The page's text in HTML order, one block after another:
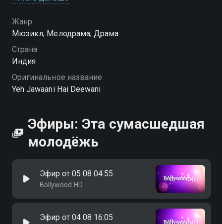
любви
Жанр
Мюзикл, Мелодрама, Драма
Страна
Индия
Оригинальное название
Yeh Jawaani Hai Deewani
Эфиры: Эта сумасшедшая
молодёжь
Эфир от 05.08 04:55
Bollywood HD
Эфир от 04.08 16:05